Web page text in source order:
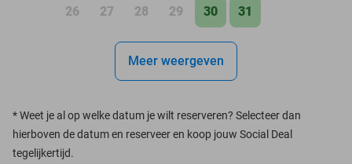
26 27 28 29 30 31
Meer weergeven
*Weet je al op welke datum je wilt reserveren? Selecteer dan
hierboven de datum en reserveer en koop jouw Social Deal
tegelijkertijd.